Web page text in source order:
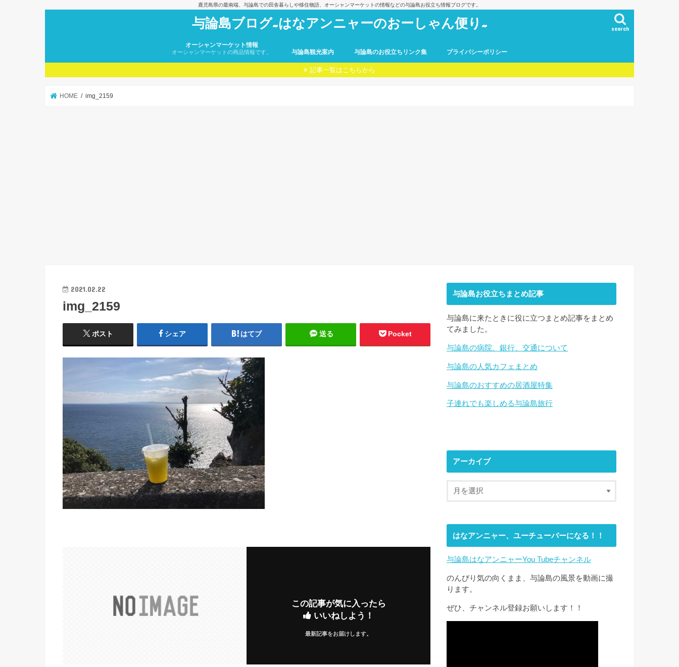
鹿児島県の最南端、与論島での田舎暮らしや移住物語、オーシャンマーケットの情報などの与論島お役立ち情報ブログです。
与論島ブログ~はなアンニャーのおーしゃん便り~ search
オーシャンマーケット情報
オーシャンマーケットの商品情報です。 与論島観光案内 与論島のお役立ちリンク集 プライバシーポリシー
記事一覧はこちらから
HOME img_2159
2021.02.22
img_2159
ポスト シェア はてブ 送る Pocket
この記事が気に入ったら
いいねしよう！
最新記事をお届けします。
与論島お役立ちまとめ記事
与論島に来たときに役に立つまとめ記事をまとめ
てみました。
与論島の病院、銀行、交通について
与論島の人気カフェまとめ
与論島のおすすめの居酒屋特集
子連れでも楽しめる与論島旅行
アーカイブ
はなアンニャー、ユーチューバーになる！！
与論島はなアンニャーYou Tubeチャンネル
のんびり気の向くまま、与論島の風景を動画に撮
ります。
ぜひ、チャンネル登録お願いします！！